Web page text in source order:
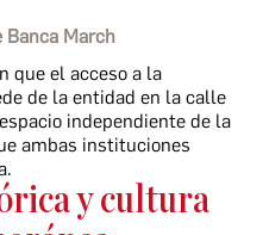
Banca March
que el acceso a la
de la entidad en la calle
independiente de la
ambas instituciones
y cultura